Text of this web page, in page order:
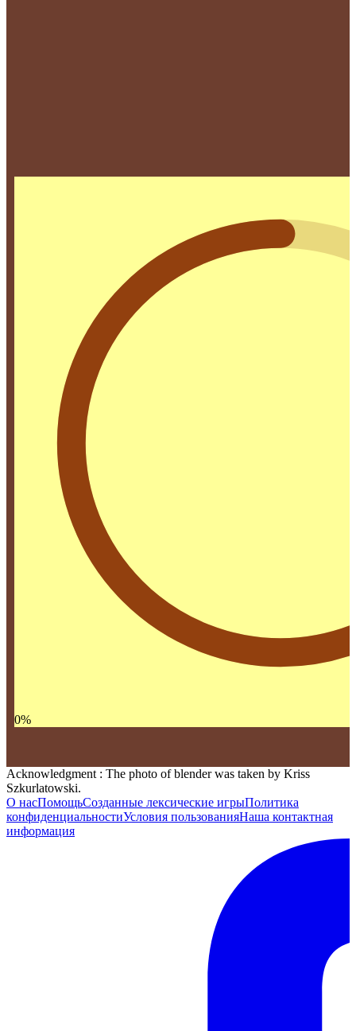
0%
Acknowledgment : The photo of blender was taken by Kriss
Szkurlatowski.
О насПомощьСозданные лексические игрыПолитика
конфиденциальностиУсловия пользованияНаша контактная
информация